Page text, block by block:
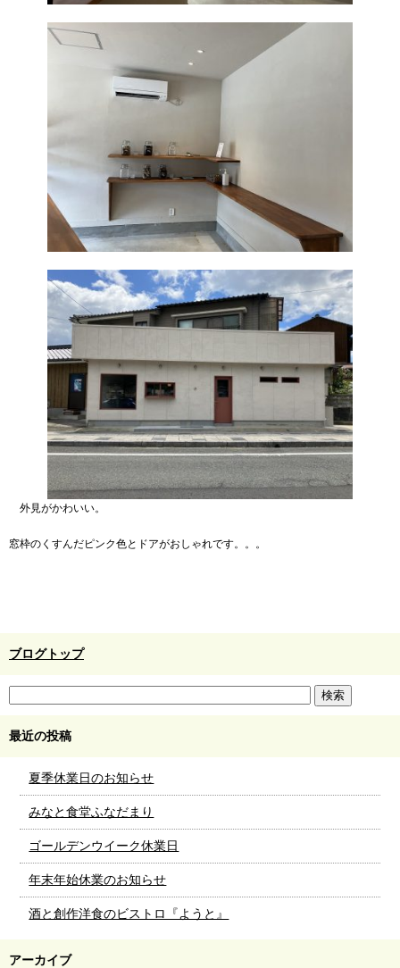
外見がかわいい。
窓枠のくすんだピンク色とドアがおしゃれです。。。
ブログトップ
最近の投稿
夏季休業日のお知らせ
みなと食堂ふなだまり
ゴールデンウイーク休業日
年末年始休業のお知らせ
酒と創作洋食のビストロ『ようと』
アーカイブ